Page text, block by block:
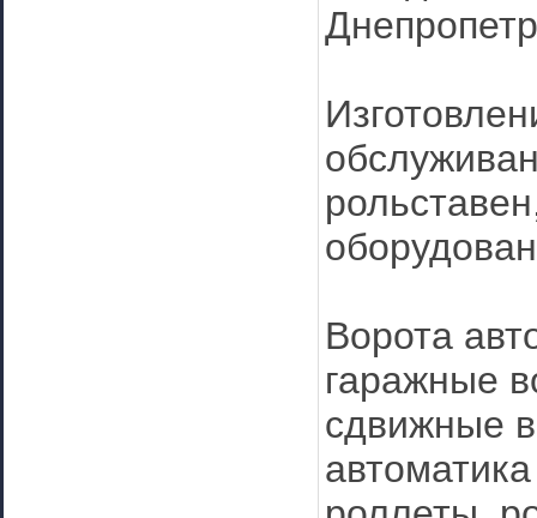
Ворота
гаражные
сдвижные